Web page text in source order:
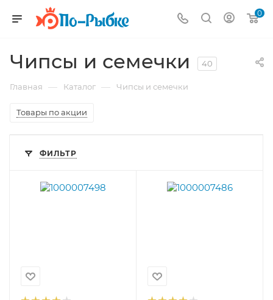
0
Чипсы и семечки 40
Главная — Каталог — Чипсы и семечки
Товары по акции
ФИЛЬТР